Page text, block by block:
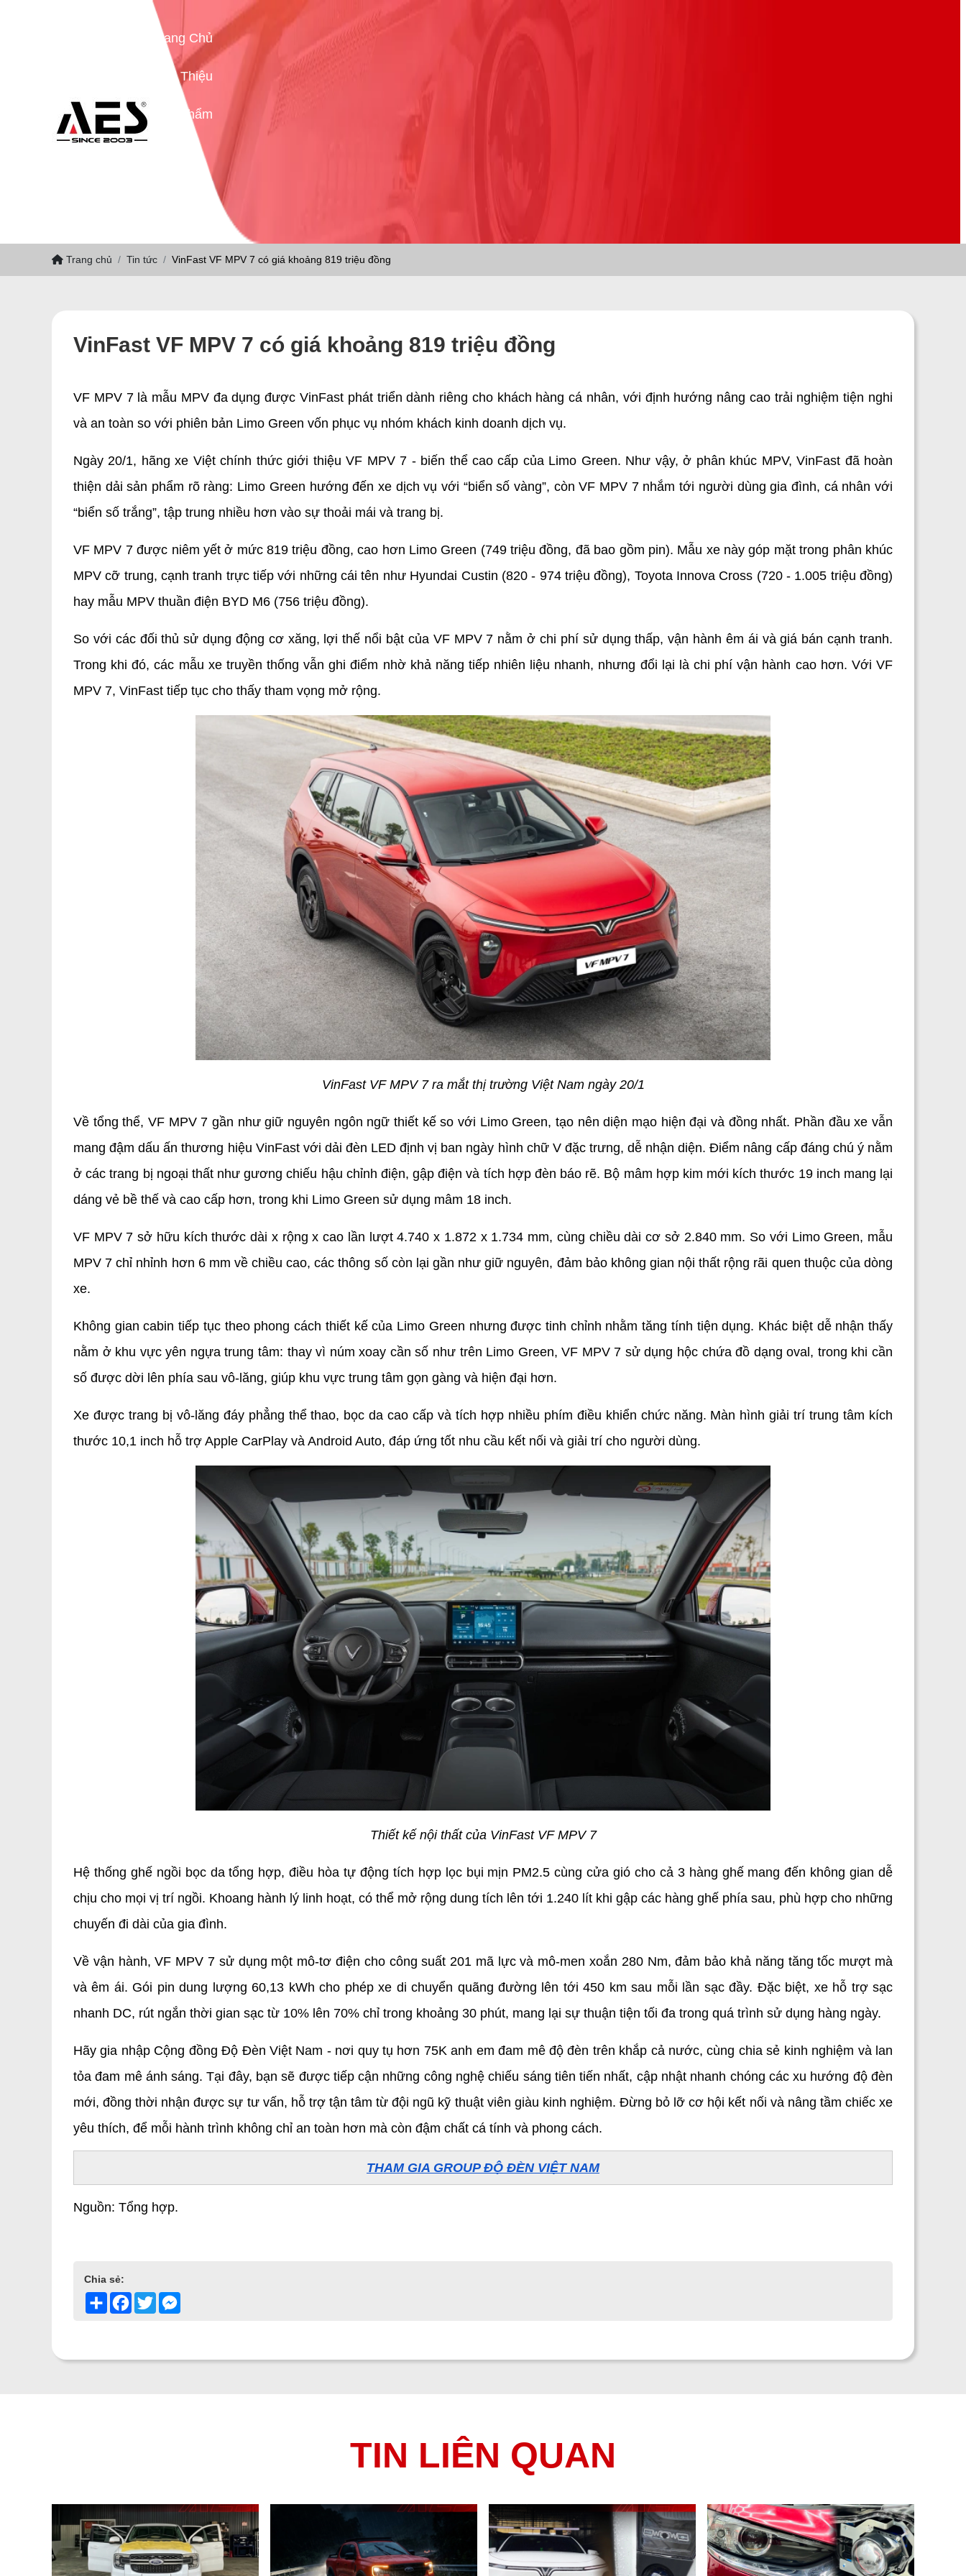
Trang Chủ
Giới Thiệu
Sản Phẩm
Trang chủ Tin tức VinFast VF MPV 7 có giá khoảng 819 triệu đồng
VinFast VF MPV 7 có giá khoảng 819 triệu đồng
VF MPV 7 là mẫu MPV đa dụng được VinFast phát triển dành riêng cho khách hàng cá nhân, với định hướng nâng cao trải nghiệm tiện nghi
và an toàn so với phiên bản Limo Green vốn phục vụ nhóm khách kinh doanh dịch vụ.
Ngày 20/1, hãng xe Việt chính thức giới thiệu VF MPV 7 - biến thể cao cấp của Limo Green. Như vậy, ở phân khúc MPV, VinFast đã hoàn
thiện dải sản phẩm rõ ràng: Limo Green hướng đến xe dịch vụ với “biển số vàng”, còn VF MPV 7 nhắm tới người dùng gia đình, cá nhân với
“biển số trắng”, tập trung nhiều hơn vào sự thoải mái và trang bị.
VF MPV 7 được niêm yết ở mức 819 triệu đồng, cao hơn Limo Green (749 triệu đồng, đã bao gồm pin). Mẫu xe này góp mặt trong phân khúc
MPV cỡ trung, cạnh tranh trực tiếp với những cái tên như Hyundai Custin (820 - 974 triệu đồng), Toyota Innova Cross (720 - 1.005 triệu đồng)
hay mẫu MPV thuần điện BYD M6 (756 triệu đồng).
So với các đối thủ sử dụng động cơ xăng, lợi thế nổi bật của VF MPV 7 nằm ở chi phí sử dụng thấp, vận hành êm ái và giá bán cạnh tranh.
Trong khi đó, các mẫu xe truyền thống vẫn ghi điểm nhờ khả năng tiếp nhiên liệu nhanh, nhưng đổi lại là chi phí vận hành cao hơn. Với VF
MPV 7, VinFast tiếp tục cho thấy tham vọng mở rộng.
VinFast VF MPV 7 ra mắt thị trường Việt Nam ngày 20/1
Về tổng thể, VF MPV 7 gần như giữ nguyên ngôn ngữ thiết kế so với Limo Green, tạo nên diện mạo hiện đại và đồng nhất. Phần đầu xe vẫn
mang đậm dấu ấn thương hiệu VinFast với dải đèn LED định vị ban ngày hình chữ V đặc trưng, dễ nhận diện. Điểm nâng cấp đáng chú ý nằm
ở các trang bị ngoại thất như gương chiếu hậu chỉnh điện, gập điện và tích hợp đèn báo rẽ. Bộ mâm hợp kim mới kích thước 19 inch mang lại
dáng vẻ bề thế và cao cấp hơn, trong khi Limo Green sử dụng mâm 18 inch.
VF MPV 7 sở hữu kích thước dài x rộng x cao lần lượt 4.740 x 1.872 x 1.734 mm, cùng chiều dài cơ sở 2.840 mm. So với Limo Green, mẫu
MPV 7 chỉ nhỉnh hơn 6 mm về chiều cao, các thông số còn lại gần như giữ nguyên, đảm bảo không gian nội thất rộng rãi quen thuộc của dòng
xe.
Không gian cabin tiếp tục theo phong cách thiết kế của Limo Green nhưng được tinh chỉnh nhằm tăng tính tiện dụng. Khác biệt dễ nhận thấy
nằm ở khu vực yên ngựa trung tâm: thay vì núm xoay cần số như trên Limo Green, VF MPV 7 sử dụng hộc chứa đồ dạng oval, trong khi cần
số được dời lên phía sau vô-lăng, giúp khu vực trung tâm gọn gàng và hiện đại hơn.
Xe được trang bị vô-lăng đáy phẳng thể thao, bọc da cao cấp và tích hợp nhiều phím điều khiển chức năng. Màn hình giải trí trung tâm kích
thước 10,1 inch hỗ trợ Apple CarPlay và Android Auto, đáp ứng tốt nhu cầu kết nối và giải trí cho người dùng.
Thiết kế nội thất của VinFast VF MPV 7
Hệ thống ghế ngồi bọc da tổng hợp, điều hòa tự động tích hợp lọc bụi mịn PM2.5 cùng cửa gió cho cả 3 hàng ghế mang đến không gian dễ
chịu cho mọi vị trí ngồi. Khoang hành lý linh hoạt, có thể mở rộng dung tích lên tới 1.240 lít khi gập các hàng ghế phía sau, phù hợp cho những
chuyến đi dài của gia đình.
Về vận hành, VF MPV 7 sử dụng một mô-tơ điện cho công suất 201 mã lực và mô-men xoắn 280 Nm, đảm bảo khả năng tăng tốc mượt mà
và êm ái. Gói pin dung lượng 60,13 kWh cho phép xe di chuyển quãng đường lên tới 450 km sau mỗi lần sạc đầy. Đặc biệt, xe hỗ trợ sạc
nhanh DC, rút ngắn thời gian sạc từ 10% lên 70% chỉ trong khoảng 30 phút, mang lại sự thuận tiện tối đa trong quá trình sử dụng hàng ngày.
Hãy gia nhập Cộng đồng Độ Đèn Việt Nam - nơi quy tụ hơn 75K anh em đam mê độ đèn trên khắp cả nước, cùng chia sẻ kinh nghiệm và lan
tỏa đam mê ánh sáng. Tại đây, bạn sẽ được tiếp cận những công nghệ chiếu sáng tiên tiến nhất, cập nhật nhanh chóng các xu hướng độ đèn
mới, đồng thời nhận được sự tư vấn, hỗ trợ tận tâm từ đội ngũ kỹ thuật viên giàu kinh nghiệm. Đừng bỏ lỡ cơ hội kết nối và nâng tầm chiếc xe
yêu thích, để mỗi hành trình không chỉ an toàn hơn mà còn đậm chất cá tính và phong cách.
THAM GIA GROUP ĐỘ ĐÈN VIỆT NAM
Nguồn: Tổng hợp.
Chia sẻ:
Share Facebook
Twitter
TIN LIÊN QUAN